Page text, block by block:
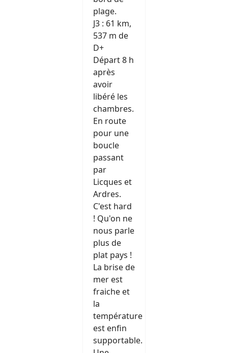
plage.
J3 : 61 km,
537 m de
D+
Départ 8 h
après
avoir
libéré les
chambres.
En route
pour une
boucle
passant
par
Licques et
Ardres.
C'est hard
! Qu'on ne
nous parle
plus de
plat pays !
La brise de
mer est
fraiche et
la
température
est enfin
supportable.